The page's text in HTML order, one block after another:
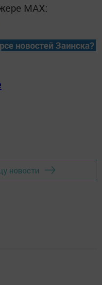
MАХ:
новостей Заинска?
новости